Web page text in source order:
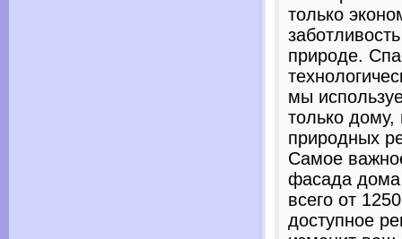
только
природе.
мы
только
природных
Самое
фасада дома
всего от
доступное